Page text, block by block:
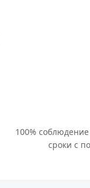
100%
сроки с